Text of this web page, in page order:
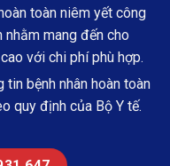
toàn niêm yết công
nhằm mang đến cho
với chi phí phù hợp.
tin bệnh nhân hoàn toàn
quy định của Bộ Y tế.